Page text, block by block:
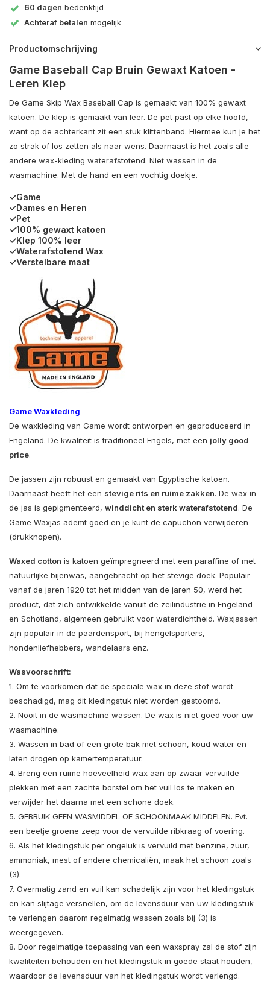
60 dagen bedenktijd
Achteraf betalen mogelijk
Productomschrijving
Game Baseball Cap Bruin Gewaxt Katoen -
Leren Klep
De Game Skip Wax Baseball Cap is gemaakt van 100% gewaxt
katoen. De klep is gemaakt van leer. De pet past op elke hoofd,
want op de achterkant zit een stuk klittenband. Hiermee kun je het
zo strak of los zetten als naar wens. Daarnaast is het zoals alle
andere wax-kleding waterafstotend. Niet wassen in de
wasmachine. Met de hand en een vochtig doekje.
✓Game
✓Dames en Heren
✓Pet
✓100% gewaxt katoen
✓Klep 100% leer
✓Waterafstotend Wax
✓Verstelbare maat
Game Waxkleding
De waxkleding van Game wordt ontworpen en geproduceerd in
Engeland. De kwaliteit is traditioneel Engels, met een jolly good
price.
De jassen zijn robuust en gemaakt van Egyptische katoen.
Daarnaast heeft het een stevige rits en ruime zakken. De wax in
de jas is gepigmenteerd, winddicht en sterk waterafstotend. De
Game Waxjas ademt goed en je kunt de capuchon verwijderen
(drukknopen).
Waxed cotton is katoen geïmpregneerd met een paraffine of met
natuurlijke bijenwas, aangebracht op het stevige doek. Populair
vanaf de jaren 1920 tot het midden van de jaren 50, werd het
product, dat zich ontwikkelde vanuit de zeilindustrie in Engeland
en Schotland, algemeen gebruikt voor waterdichtheid. Waxjassen
zijn populair in de paardensport, bij hengelsporters,
hondenliefhebbers, wandelaars enz.
Wasvoorschrift:
1. Om te voorkomen dat de speciale wax in deze stof wordt
beschadigd, mag dit kledingstuk niet worden gestoomd.
2. Nooit in de wasmachine wassen. De wax is niet goed voor uw
wasmachine.
3. Wassen in bad of een grote bak met schoon, koud water en
laten drogen op kamertemperatuur.
4. Breng een ruime hoeveelheid wax aan op zwaar vervuilde
plekken met een zachte borstel om het vuil los te maken en
verwijder het daarna met een schone doek.
5. GEBRUIK GEEN WASMIDDEL OF SCHOONMAAK MIDDELEN. Evt.
een beetje groene zeep voor de vervuilde ribkraag of voering.
6. Als het kledingstuk per ongeluk is vervuild met benzine, zuur,
ammoniak, mest of andere chemicaliën, maak het schoon zoals
(3).
7. Overmatig zand en vuil kan schadelijk zijn voor het kledingstuk
en kan slijtage versnellen, om de levensduur van uw kledingstuk
te verlengen daarom regelmatig wassen zoals bij (3) is
weergegeven.
8. Door regelmatige toepassing van een waxspray zal de stof zijn
kwaliteiten behouden en het kledingstuk in goede staat houden,
waardoor de levensduur van het kledingstuk wordt verlengd.